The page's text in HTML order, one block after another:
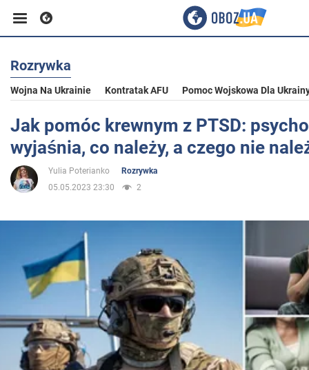
Biznes
Sport
Rozrywka
Społeczeństwo
Wojna na Ukrainie
Rozrywka
Wojna Na Ukrainie Kontratak AFU Pomoc Wojskowa Dla
Jak pomóc krewnym z PTSD:
wyjaśnia, co należy, a czego nie
Yulia Poterianko
Rozrywka
05.05.2023 23:30
2